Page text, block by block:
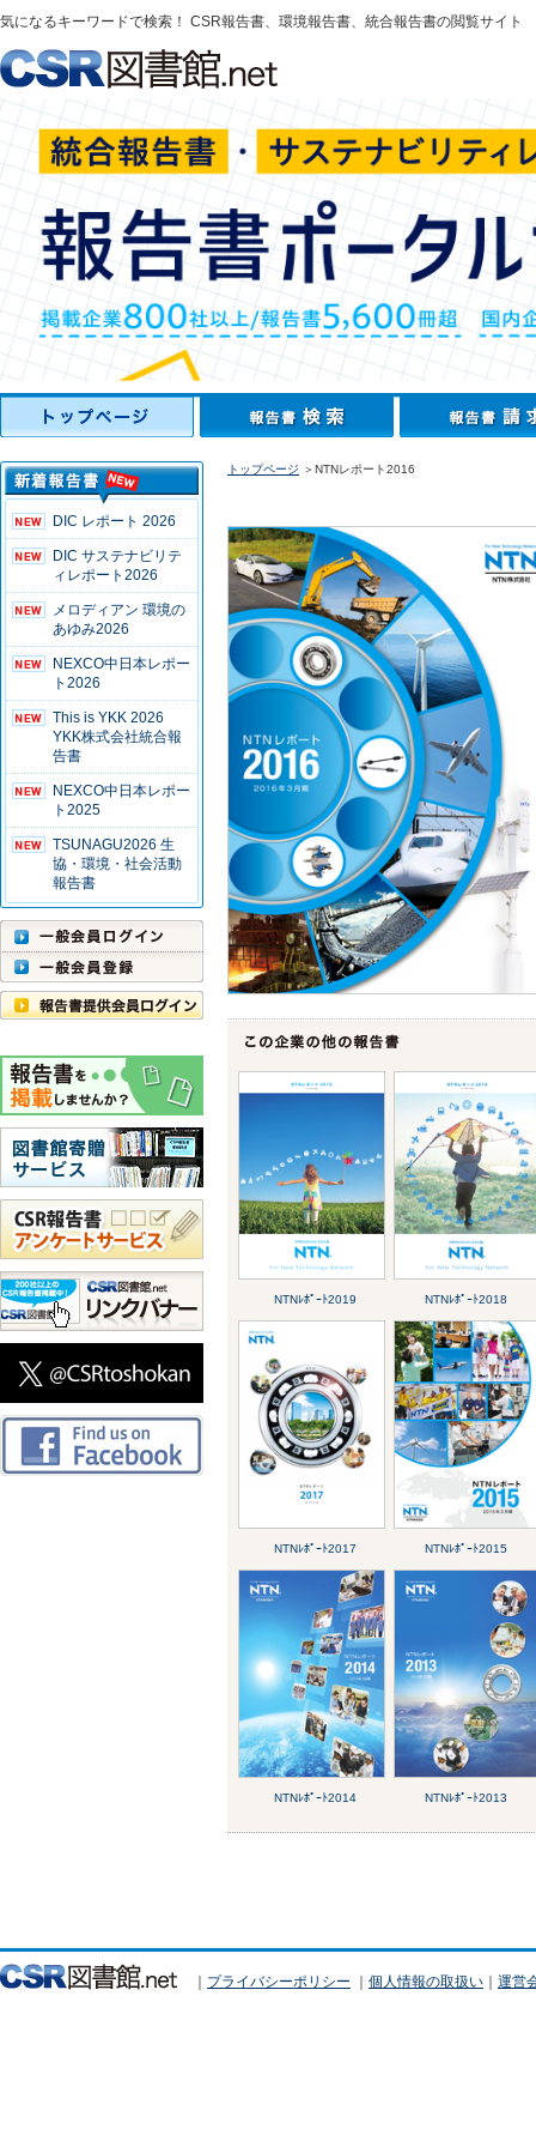
気になるキーワードで検索！ CSR報告書、環境報告書、統合報告書の閲覧サイト
DIC レポート 2026
DIC サステナビリテ
ィレポート2026
メロディアン 環境の
あゆみ2026
NEXCO中日本レポー
ト2026
This is YKK 2026
YKK株式会社統合報
告書
NEXCO中日本レポー
ト2025
TSUNAGU2026 生
協・環境・社会活動
報告書
トップページ ＞NTNレポート2016
NTNﾚﾎﾟｰﾄ2019 NTNﾚﾎﾟｰﾄ2018
NTNﾚﾎﾟｰﾄ2017 NTNﾚﾎﾟｰﾄ2015
NTNﾚﾎﾟｰﾄ2014 NTNﾚﾎﾟｰﾄ2013
｜ プライバシーポリシー ｜ 個人情報の取扱い ｜ 運営